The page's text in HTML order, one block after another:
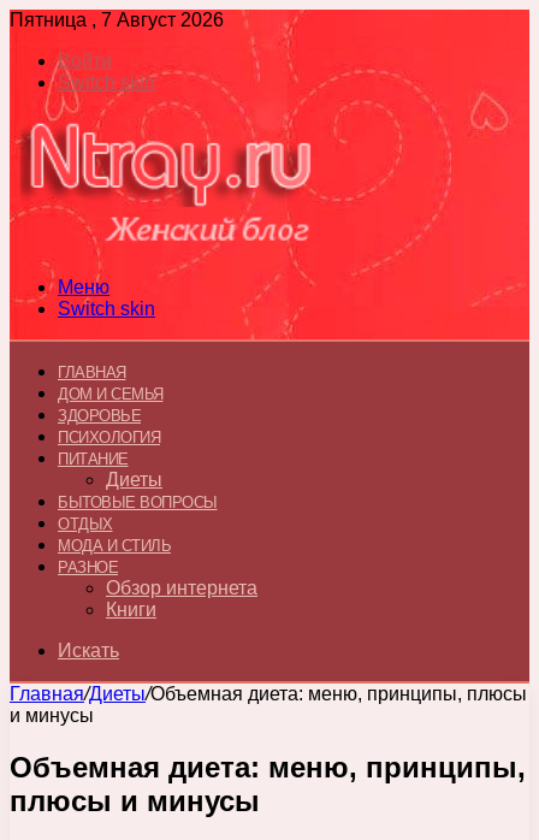
Пятница , 7 Август 2026
Войти
Switch skin
Меню
Switch skin
ГЛАВНАЯ
ДОМ И СЕМЬЯ
ЗДОРОВЬЕ
ПСИХОЛОГИЯ
ПИТАНИЕ
Диеты
БЫТОВЫЕ ВОПРОСЫ
ОТДЫХ
МОДА И СТИЛЬ
РАЗНОЕ
Обзор интернета
Книги
Искать
Главная/Диеты/Объемная диета: меню, принципы, плюсы
и минусы
Объемная диета: меню, принципы,
плюсы и минусы